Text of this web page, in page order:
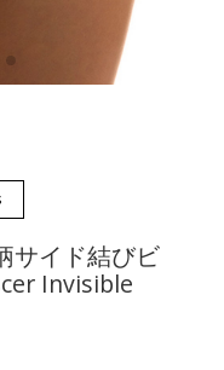
サイド結びビ
Invisible